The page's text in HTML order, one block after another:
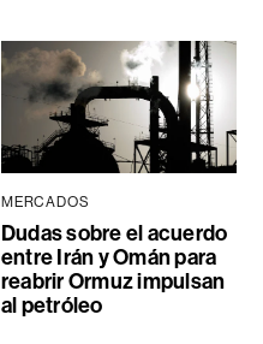
MERCADOS
Dudas sobre el acuerdo
entre Irán y Omán para
reabrir Ormuz impulsan
al petróleo